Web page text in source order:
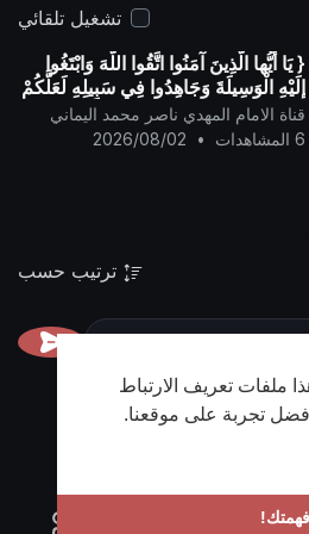
ملفات تعريف الارتباط
تجربة على موقعنا.
فهمتك!
تشغيل تلقائي
{ يَا أيُّها الَّذِينَ آمَنُوا اتَّقُوا اللَّهَ وَابْتَغُوا
إِلَيْهِ الْوَسِيلَةَ وَجَاهِدُوا فِي سَبِيلِهِ لَعَلَّكُمْ
تُفْلِحُونَ }
قناة الامام المهدي ناصر محمد اليماني
6 المشاهدات
•
2026/08/02
ترتيب حسب